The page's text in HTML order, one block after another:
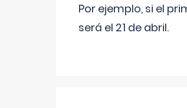
Por ejemplo, si el
será el 21 de abril.